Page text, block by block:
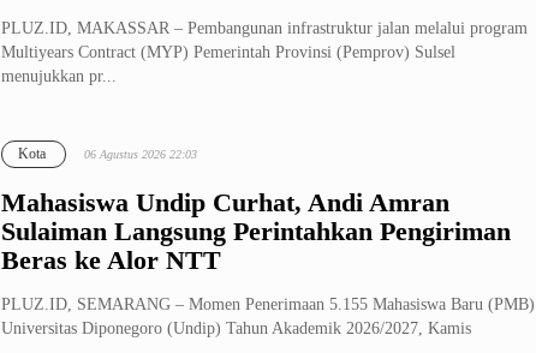
PLUZ.ID, MAKASSAR – Pembangunan infrastruktur jalan melalui program
Multiyears Contract (MYP) Pemerintah Provinsi (Pemprov) Sulsel
menujukkan pr...
Mahasiswa Undip Curhat, Andi Amran
Sulaiman Langsung Perintahkan Pengiriman
Beras ke Alor NTT
Kota 06 Agustus 2026 22:03
PLUZ.ID, SEMARANG – Momen Penerimaan 5.155 Mahasiswa Baru (PMB)
Universitas Diponegoro (Undip) Tahun Akademik 2026/2027, Kamis